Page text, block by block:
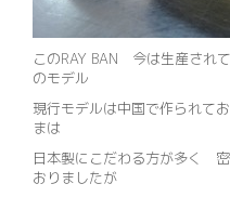
このRAY BAN 今は生産され
のモデル
現行モデルは中国で作られて
まは
日本製にこだわる方が多く
おりましたが